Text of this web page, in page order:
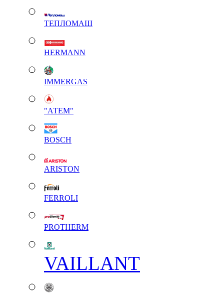
ТЕПЛОМАШ
HERMANN
IMMERGAS
"АТЕМ"
BOSCH
ARISTON
FERROLI
PROTHERM
VAILLANT